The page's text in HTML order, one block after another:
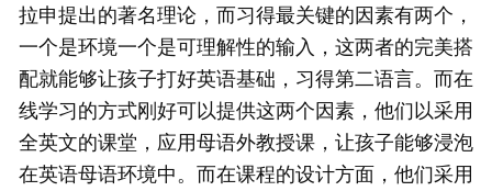
拉申提出的著名理论，而习得最关键的因素有两个，
一个是环境一个是可理解性的输入，这两者的完美搭
配就能够让孩子打好英语基础，习得第二语言。而在
线学习的方式刚好可以提供这两个因素，他们以采用
全英文的课堂，应用母语外教授课，让孩子能够浸泡
在英语母语环境中。而在课程的设计方面，他们采用